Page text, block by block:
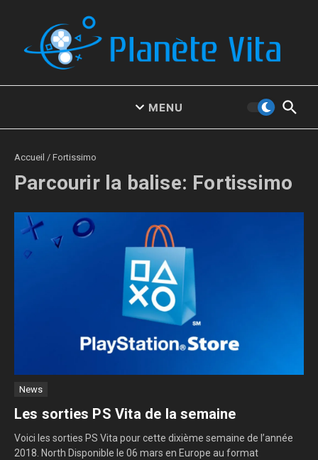
MENU
Accueil / Fortissimo
Parcourir la balise: Fortissimo
News
Les sorties PS Vita de la semaine
Voici les sorties PS Vita pour cette dixième semaine de l’année
2018. North Disponible le 06 mars en Europe au format